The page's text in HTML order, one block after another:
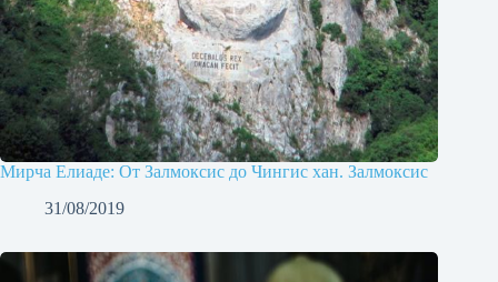
Мирча Елиаде: От Залмоксис до Чингис хан. Залмоксис
31/08/2019